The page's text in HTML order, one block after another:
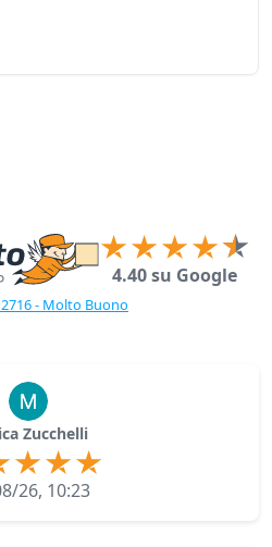
4.40 su Google
- Molto Buono
Zucchelli
26, 10:23